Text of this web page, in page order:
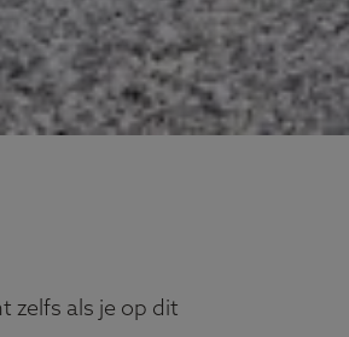
zelfs als je op dit